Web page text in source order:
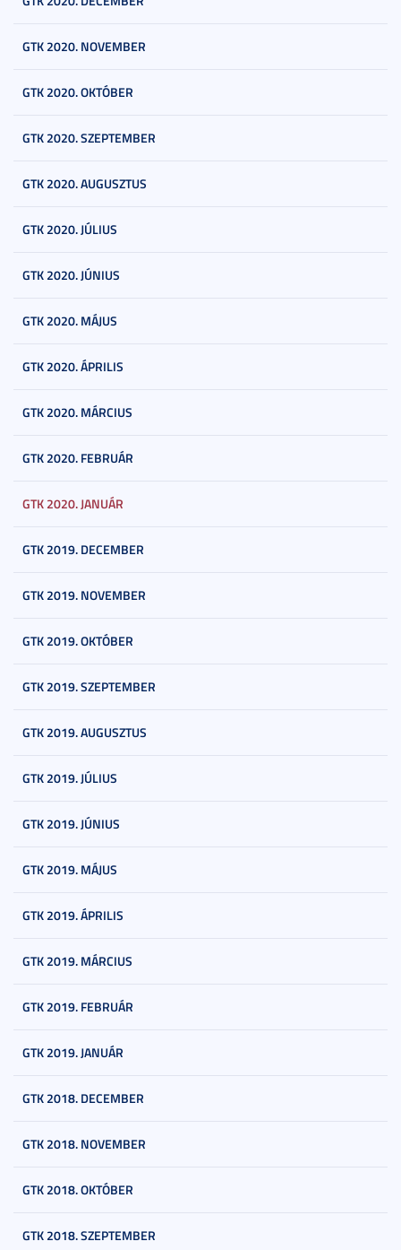
GTK 2020. NOVEMBER
GTK 2020. OKTÓBER
GTK 2020. SZEPTEMBER
GTK 2020. AUGUSZTUS
GTK 2020. JÚLIUS
GTK 2020. JÚNIUS
GTK 2020. MÁJUS
GTK 2020. ÁPRILIS
GTK 2020. MÁRCIUS
GTK 2020. FEBRUÁR
GTK 2020. JANUÁR
GTK 2019. DECEMBER
GTK 2019. NOVEMBER
GTK 2019. OKTÓBER
GTK 2019. SZEPTEMBER
GTK 2019. AUGUSZTUS
GTK 2019. JÚLIUS
GTK 2019. JÚNIUS
GTK 2019. MÁJUS
GTK 2019. ÁPRILIS
GTK 2019. MÁRCIUS
GTK 2019. FEBRUÁR
GTK 2019. JANUÁR
GTK 2018. DECEMBER
GTK 2018. NOVEMBER
GTK 2018. OKTÓBER
GTK 2018. SZEPTEMBER